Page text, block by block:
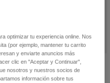
Chaleco cortavientos Ranger Off-
Road
optimizar tu experiencia online. Nos
(por ejemplo, mantener tu carrito
y enviarte anuncios más
clic en "Aceptar y Continuar",
nosotros y nuestros socios de
información sobre tus